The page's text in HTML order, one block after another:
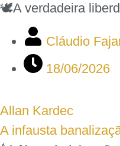
🕊️A verdadeira
Cláudio
18/06/2026
Allan Kardec
A infausta